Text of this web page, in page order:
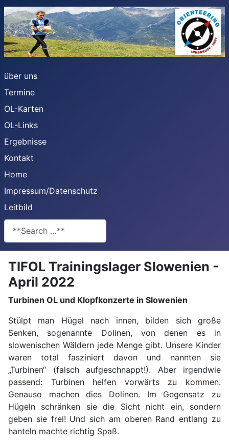
über uns
Termine
OL-Karten
OL-Links
Ergebnisse
Kontakt
Home
Impressum/Datenschutz
Leitbild
**Search**
TIFOL Trainingslager Slowenien -
April 2022
Turbinen OL und Klopfkonzerte in Slowenien
Stülpt man Hügel nach innen, bilden sich große
Senken, sogenannte Dolinen, von denen es in
slowenischen Wäldern jede Menge gibt. Unsere Kinder
waren total fasziniert davon und nannten sie
„Turbinen“ (falsch aufgeschnappt!). Aber irgendwie
passend: Turbinen helfen vorwärts zu kommen.
Genauso machen dies Dolinen. Im Gegensatz zu
Hügeln schränken sie die Sicht nicht ein, sondern
geben sie frei! Und sich am oberen Rand entlang zu
hanteln machte richtig Spaß.